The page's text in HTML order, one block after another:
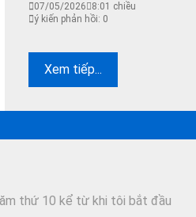
07/05/2026
8:01 chiều
ý kiến phản hồi: 0
Xem tiếp...
thứ 10 kể từ khi tôi bắt đầu